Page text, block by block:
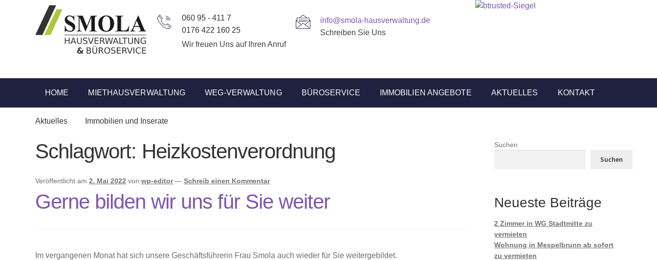
HOME MIETHAUSVERWALTUNG WEG-VERWALTUNG BÜROSERVICE IMMOBILIEN ANGEBOTE AKTUELLES KONTAKT
Navigation
springen
Zum
Inhalt
springen
060 95 - 411 7
0176 422 160 25
Wir freuen Uns auf Ihren Anruf
info@smola-hausverwaltung.de
Schreiben Sie Uns
Aktuelles Immobilien und Inserate
StartImmobilien und Inserate
Schlagwort: Heizkostenverordnung
Veröffentlicht am 2. Mai 2022 von wp-editor — Schreib einen Kommentar
Gerne bilden wir uns für Sie weiter
Im vergangenen Monat hat sich unsere Geschäftsführerin Frau Smola auch wieder für Sie weitergebildet.
Suchen
Suchen
Neueste Beiträge
2 Zimmer in WG Stadtmitte zu
vermieten
Wohnung in Mespelbrunn ab sofort
zu vermieten